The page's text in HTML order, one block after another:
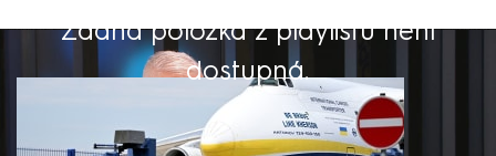
Žádná položka z playlistu není
dostupná.
Výběr redakce